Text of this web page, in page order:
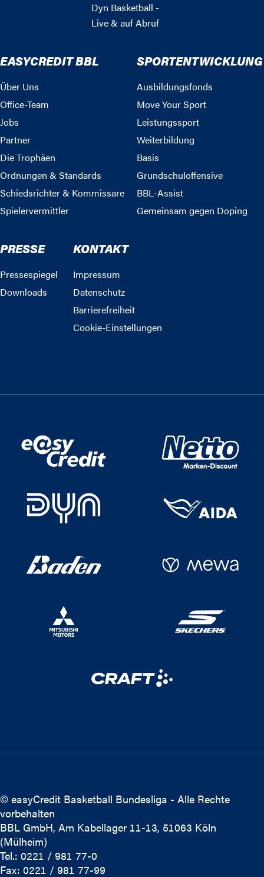
Dyn Basketball -
Live & auf Abruf
EASYCREDIT BBL
Über Uns
Office-Team
Jobs
Partner
Die Trophäen
Ordnungen & Standards
Schiedsrichter & Kommissare
Spielervermittler
SPORTENTWICKLUNG
Ausbildungsfonds
Move Your Sport
Leistungssport
Weiterbildung
Basis
Grundschuloffensive
BBL-Assist
Gemeinsam gegen Doping
PRESSE
Pressespiegel
Downloads
KONTAKT
Impressum
Datenschutz
Barrierefreiheit
Cookie-Einstellungen
© easyCredit Basketball Bundesliga - Alle Rechte
vorbehalten
BBL GmbH, Am Kabellager 11-13, 51063 Köln
(Mülheim)
Tel.: 0221 / 981 77-0
Fax: 0221 / 981 77-99